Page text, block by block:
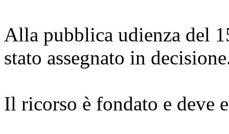
Alla pubblica udienza del
stato assegnato in
Il ricorso è fondato e deve